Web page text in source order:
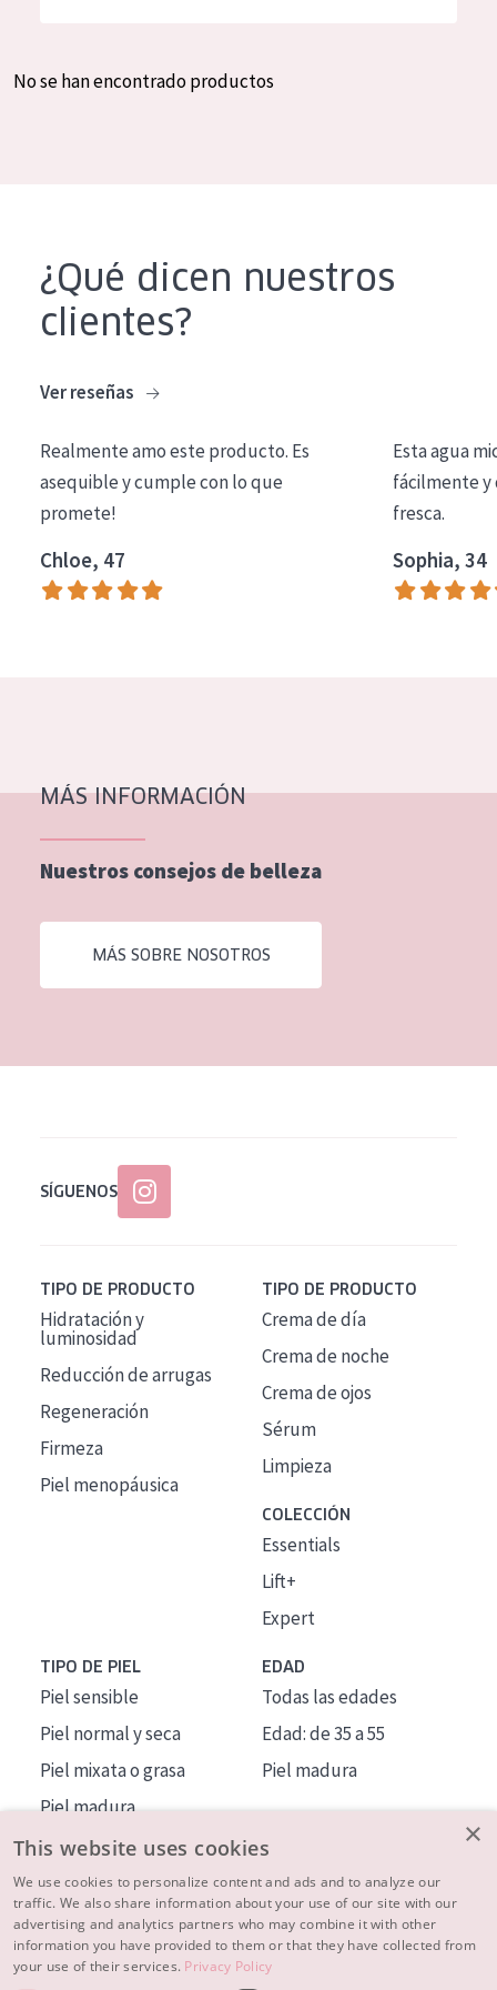
Crema de día
Crema de noche
Limpieza
COLECCIÓN
Essentials
Lift+
Piel normal y seca
Piel mixata o grasa
Piel madura
Piel expuesta al sol
Piel menopáusica
Todas las edades
Spanish
No se han encontrado productos
¿Qué dicen nuestros
clientes?
Ver reseñas
Realmente amo este producto. Es
asequible y cumple con lo que
promete!
Chloe, 47
Esta agua
fácilmente y
fresca.
Sophia, 34
MÁS INFORMACIÓN
Nuestros consejos de belleza
MÁS SOBRE NOSOTROS
SÍGUENOS
TIPO DE PRODUCTO
Hidratación y
luminosidad
Reducción de arrugas
Regeneración
Firmeza
Piel menopáusica
TIPO DE PRODUCTO
Crema de día
Crema de noche
Crema de ojos
Sérum
Limpieza
COLECCIÓN
Essentials
Lift+
Expert
TIPO DE PIEL
Piel sensible
Piel normal y seca
Piel mixata o grasa
Piel madura
Piel expuesta al sol
Piel menopáusica
EDAD
Todas las edades
Edad: de 35 a 55
Piel madura
MÁS SOBRE NOSOTROS
INSPIRACIÓN
×
This website uses cookies
We use cookies to personalize content and ads and to analyze our
traffic. We also share information about your use of our site with our
advertising and analytics partners who may combine it with other
information you have provided to them or that they have collected from
your use of their services. Privacy Policy